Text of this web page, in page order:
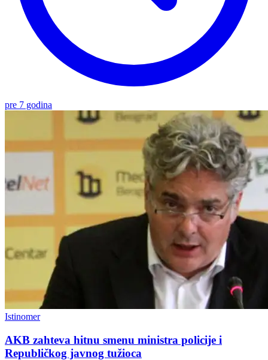
pre 7 godina
Istinomer
AKB zahteva hitnu smenu ministra policije i
Republičkog javnog tužioca